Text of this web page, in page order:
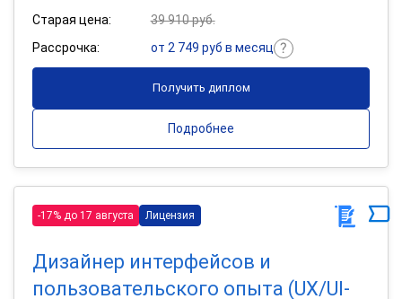
Старая цена:
39 910 руб.
Рассрочка:
от 2 749 руб в месяц
Получить диплом
Подробнее
-17% до 17 августа Лицензия
Дизайнер интерфейсов и
пользовательского опыта (UX/UI-